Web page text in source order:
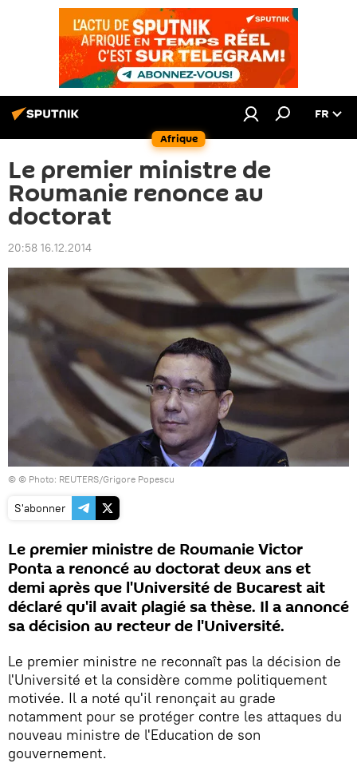
Afrique
FR
Le premier ministre de
Roumanie renonce au
doctorat
20:58 16.12.2014
© © Photo: REUTERS/Grigore Popescu
S'abonner
Le premier ministre de Roumanie Victor
Ponta a renoncé au doctorat deux ans et
demi après que l'Université de Bucarest ait
déclaré qu'il avait plagié sa thèse. Il a annoncé
sa décision au recteur de l'Université.
Le premier ministre ne reconnaît pas la décision de
l'Université et la considère comme politiquement
motivée. Il a noté qu'il renonçait au grade
notamment pour se protéger contre les attaques du
nouveau ministre de l'Education de son
gouvernement.